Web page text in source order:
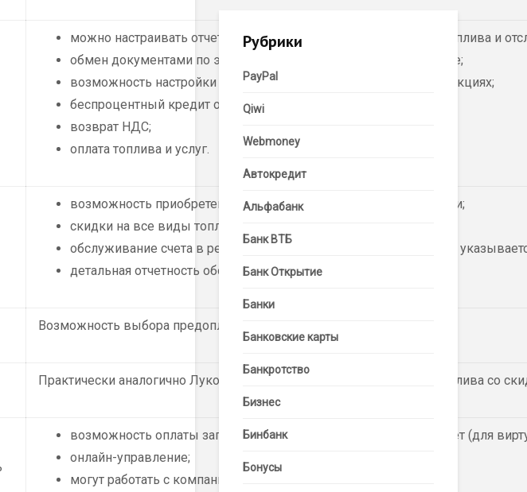
можно настраивать отчетность, контролировать потребление топлива и
обмен документами по электронной почте на регулярной основе;
возможность настройки уведомлений о подозрительных транзакциях;
беспроцентный кредит от 14 дней;
возврат НДС;
оплата топлива и услуг.
возможность приобретения топлива, товаров и услуг на АЗС сети;
скидки на все виды топлива, товары и услуги;
обслуживание счета в режиме онлайн, текущий остаток средств
детальная отчетность обо всех покупках по картам.
Возможность выбора предоплатной или кредитной схемы работы.
Практически аналогично Лукойлу с возможностью приобретения топлива со
возможность оплаты заправки без подключения к сети Интернет (для
онлайн-управление;
могут работать с компаниями, где есть даже один автомобиль.
Рубрики
PayPal
Qiwi
Webmoney
Автокредит
Альфабанк
Банк ВТБ
Банк Открытие
Банки
Банковские карты
Банкротство
Бизнес
Бинбанк
Бонусы